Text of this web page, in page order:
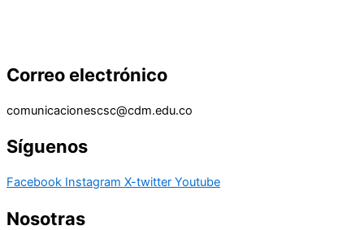
Correo electrónico
comunicacionescsc@cdm.edu.co
Síguenos
Facebook Instagram X-twitter Youtube
Nosotras